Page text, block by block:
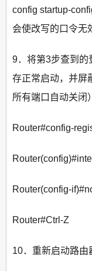
config startup-
会使改写的口令无
9．将第3步查到的
存正常启动，并屏
所有端口自动关闭
Router#config-
Router(config-
Router#Ctrl-Z
10．重新启动路由